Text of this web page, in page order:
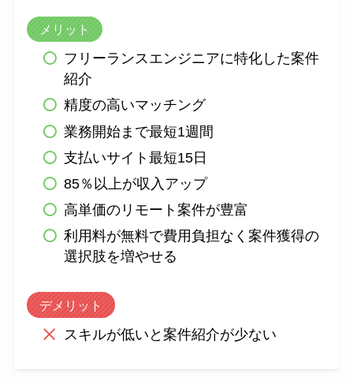
メリット
フリーランスエンジニアに特化した案件
紹介
精度の高いマッチング
業務開始まで最短1週間
支払いサイト最短15日
85％以上が収入アップ
高単価のリモート案件が豊富
利用料が無料で費用負担なく案件獲得の
選択肢を増やせる
デメリット
スキルが低いと案件紹介が少ない